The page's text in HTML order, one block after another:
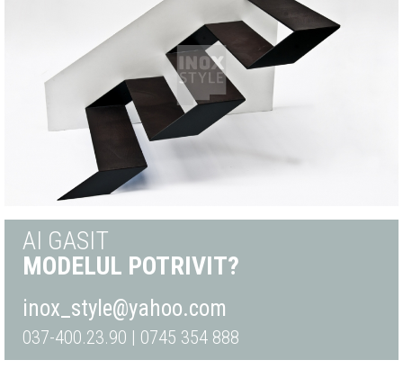
AI GASIT
MODELUL POTRIVIT?
inox_style@yahoo.com
037-400.23.90 | 0745 354 888